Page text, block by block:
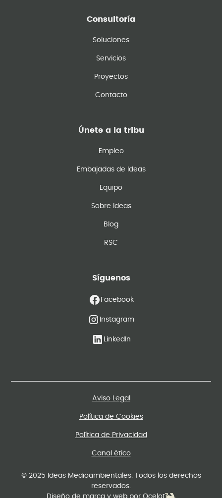
Consultoría
Soluciones
Servicios
Proyectos
Contacto
Únete a la tribu
Empleo
Embajadas de Ideas
Equipo
Sobre Ideas
Blog
RSC
Síguenos
Facebook
Instagram
LinkedIn
© 2025 Ideas Medioambientales. Todos los derechos
reservados.
Diseño de marca y web por Ocelot
Aviso Legal
Política de Cookies
Política de Privacidad
Canal ético